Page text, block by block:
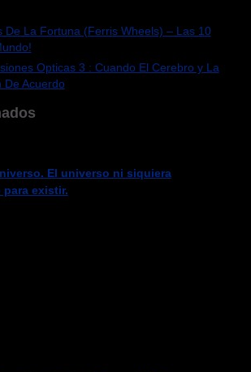
De La Fortuna (Ferris Wheels) – Las 10
Opticas 3 : Cuando El Cerebro y La
De Acuerdo
El universo ni siquiera
existir.